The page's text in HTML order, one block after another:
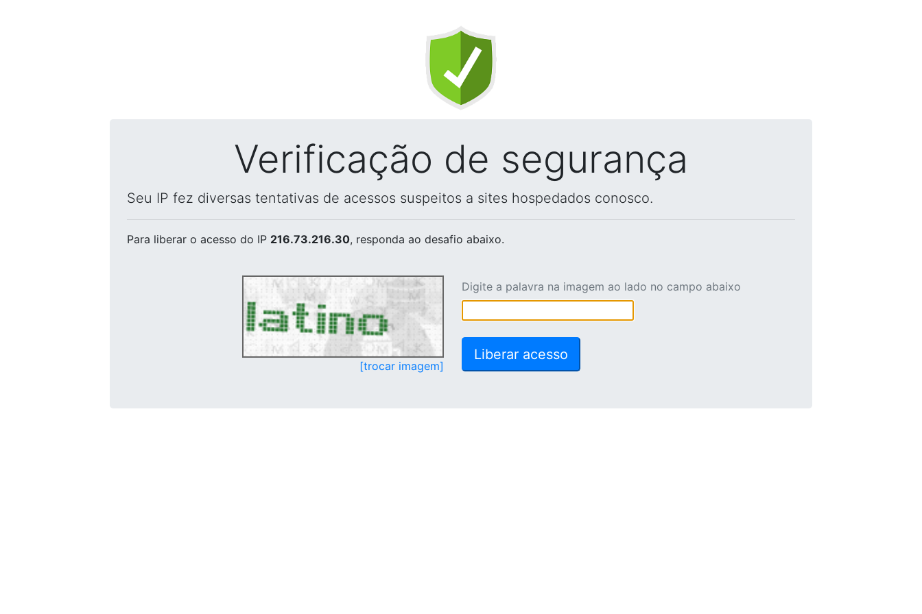
Verificação de segurança
Seu IP fez diversas tentativas de acessos suspeitos a sites hospedados conosco.
Para liberar o acesso do IP 216.73.216.30, responda ao desafio abaixo.
[trocar imagem]
Digite a palavra na imagem ao lado no campo abaixo